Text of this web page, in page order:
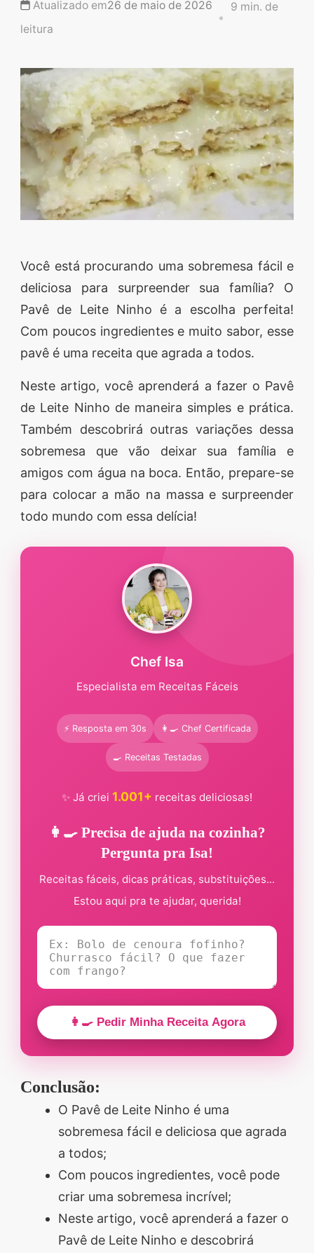
Descubra sobremesas
além de dicas exclusivas
que vão facilitar sua
vida na cozinha. 🍰🥗
Quer aprender a fazer
um almoço delicioso,
um jantar especial ou
sobremesas de dar água
na boca? Nós temos
precisa! Explore nosso
site e descubra técnicas
culinárias incríveis,
segredos valiosos e
receitas rápidas e fáceis
que vão impressionar
todos ao seu redor.
Transforme suas
refeições e inspire-se
agora mesmo!
Atualizado em26 de maio de 2026
9 min. de
leitura
Você está procurando uma sobremesa fácil e
deliciosa para surpreender sua família? O
Pavê de Leite Ninho é a escolha perfeita!
Com poucos ingredientes e muito sabor, esse
pavê é uma receita que agrada a todos.
Neste artigo, você aprenderá a fazer o Pavê
de Leite Ninho de maneira simples e prática.
Também descobrirá outras variações dessa
sobremesa que vão deixar sua família e
amigos com água na boca. Então, prepare-se
para colocar a mão na massa e surpreender
todo mundo com essa delícia!
Chef Isa
Especialista em Receitas Fáceis
⚡ Resposta em 30s 👩‍🍳 Chef Certificada
🍳 Receitas Testadas
✨ Já criei 1.001+ receitas deliciosas!
👩‍🍳 Precisa de ajuda na cozinha?
Pergunta pra Isa!
Receitas fáceis, dicas práticas, substituições...
Estou aqui pra te ajudar, querida!
👩‍🍳 Pedir Minha Receita Agora
Conclusão:
O Pavê de Leite Ninho é uma
sobremesa fácil e deliciosa que agrada
a todos;
Com poucos ingredientes, você pode
criar uma sobremesa incrível;
Neste artigo, você aprenderá a fazer o
Pavê de Leite Ninho e descobrirá